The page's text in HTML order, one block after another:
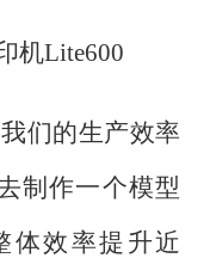
机Lite600
们的生产效率
制作一个模型
体效率提升近